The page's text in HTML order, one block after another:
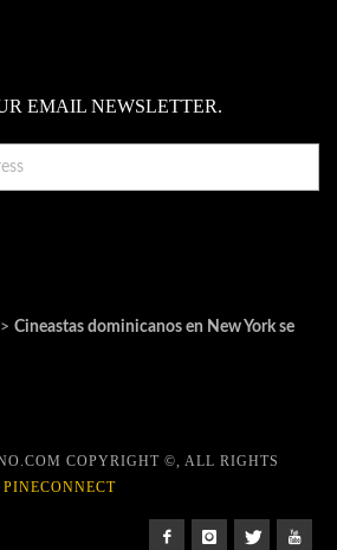
EMAIL NEWSLETTER.
> Cineastas dominicanos en New York se
COPYRIGHT ©, ALL RIGHTS